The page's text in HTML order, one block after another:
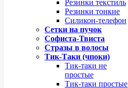
Резинки текстиль
Резинки тонкие
Силикон-телефон
Сетки на пучок
Софиста-Твиста
Стразы в волосы
Тик-Таки (чпоки)
Тик-таки не
простые
Тик-таки простые